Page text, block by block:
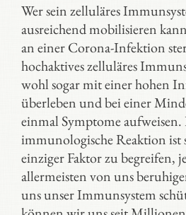
Wer sein zelluläres
ausreichend mobilisieren
an einer Corona-Infektion
hochaktives zelluläres
wohl sogar mit einer hohen
überleben und bei einer
einmal Symptome aufweisen.
immunologische Reaktion ist
einziger Faktor zu begreifen,
allermeisten von uns
uns unser Immunsystem